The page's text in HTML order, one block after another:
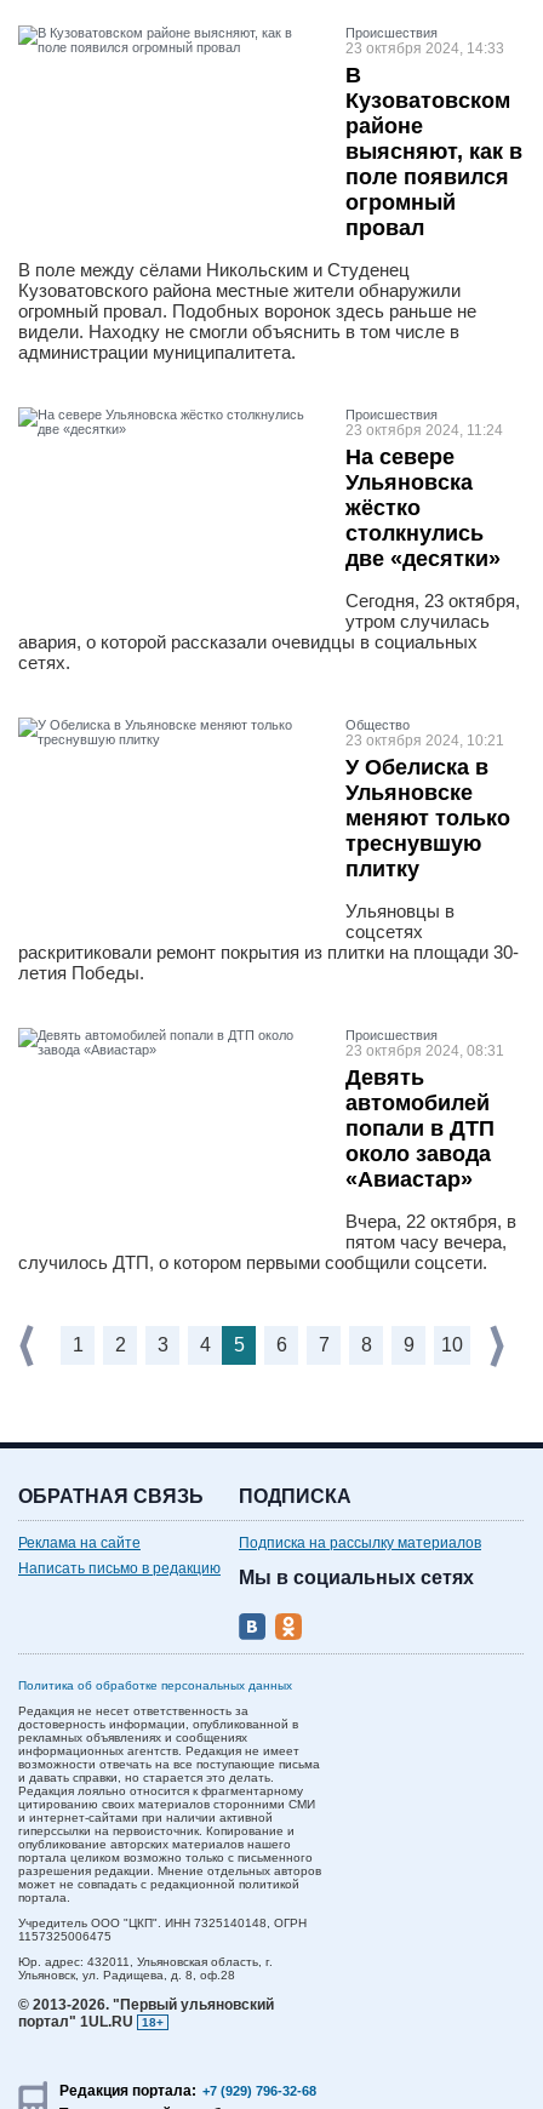
Проиcшествия
23 октября 2024, 14:33
В
Кузоватовском
районе
выясняют, как в
поле появился
огромный
провал
В поле между сёлами Никольским и Студенец
Кузоватовского района местные жители обнаружили
огромный провал. Подобных воронок здесь раньше не
видели. Находку не смогли объяснить в том числе в
администрации муниципалитета.
Проиcшествия
23 октября 2024, 11:24
На севере
Ульяновска
жёстко
столкнулись
две «десятки»
Сегодня, 23 октября,
утром случилась
авария, о которой рассказали очевидцы в социальных
сетях.
Общество
23 октября 2024, 10:21
У Обелиска в
Ульяновске
меняют только
треснувшую
плитку
Ульяновцы в
соцсетях
раскритиковали ремонт покрытия из плитки на площади 30-
летия Победы.
Проиcшествия
23 октября 2024, 08:31
Девять
автомобилей
попали в ДТП
около завода
«Авиастар»
Вчера, 22 октября, в
пятом часу вечера,
случилось ДТП, о котором первыми сообщили соцсети.
1 2 3 4 5 6 7 8 9 10
ОБРАТНАЯ СВЯЗЬ
Реклама на сайте
Написать письмо в редакцию
ПОДПИСКА
Подписка на рассылку материалов
Мы в социальных сетях
Политика об обработке персональных данных
Редакция не несет ответственность за
достоверность информации, опубликованной в
рекламных объявлениях и сообщениях
информационных агентств. Редакция не имеет
возможности отвечать на все поступающие письма
и давать справки, но старается это делать.
Редакция лояльно относится к фрагментарному
цитированию своих материалов сторонними СМИ
и интернет-сайтами при наличии активной
гиперссылки на первоисточник. Копирование и
опубликование авторских материалов нашего
портала целиком возможно только с письменного
разрешения редакции. Мнение отдельных авторов
может не совпадать с редакционной политикой
портала.
Учредитель ООО "ЦКП". ИНН 7325140148, ОГРН
1157325006475
Юр. адрес: 432011, Ульяновская область, г.
Ульяновск, ул. Радищева, д. 8, оф.28
© 2013-2026. "Первый ульяновский
портал" 1UL.RU
18+
Редакция портала: +7 (929) 796-32-68